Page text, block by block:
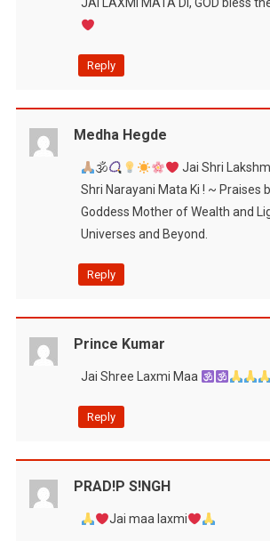
Reply
Medha Hegde
🕉
Jai Shri
Shri Narayani Mata Ki ! ~ Praises
Goddess Mother of Wealth and
Universes and Beyond.
Reply
Prince Kumar
Jai Shree Laxmi Maa
Reply
PRAD!P S!NGH
Jai maa laxmi